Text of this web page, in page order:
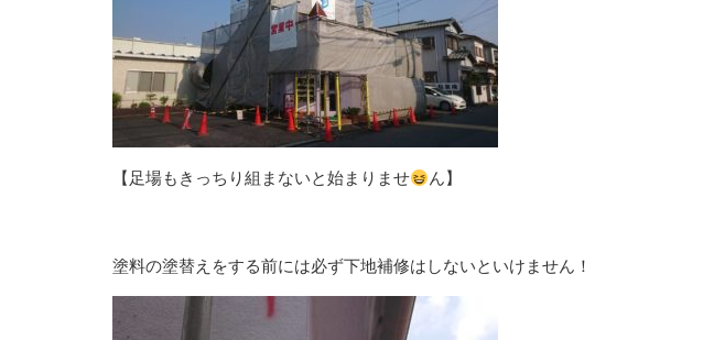
【足場もきっちり組まないと始まりませ ん】
塗料の塗替えをする前には必ず下地補修はしないといけません！